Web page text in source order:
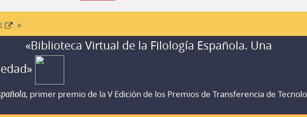
«Biblioteca Virtual de la Filología Española. Una
, primer premio de la V Edición de los Premios de Transferencia de